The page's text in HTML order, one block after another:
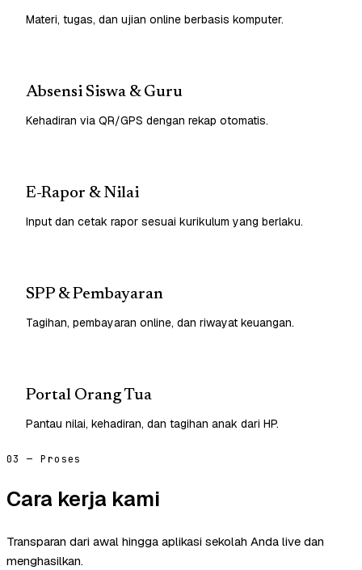
Materi, tugas, dan ujian online berbasis komputer.
Absensi Siswa & Guru
Kehadiran via QR/GPS dengan rekap otomatis.
E-Rapor & Nilai
Input dan cetak rapor sesuai kurikulum yang berlaku.
SPP & Pembayaran
Tagihan, pembayaran online, dan riwayat keuangan.
Portal Orang Tua
Pantau nilai, kehadiran, dan tagihan anak dari HP.
03 — Proses
Cara kerja kami
Transparan dari awal hingga aplikasi sekolah Anda live dan
menghasilkan.